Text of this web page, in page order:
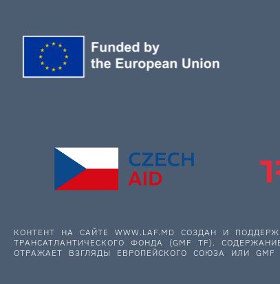
КОНТЕНТ НА САЙТЕ WWW.LAF.MD СОЗДАН И
ТРАНСАТЛАНТИЧЕСКОГО ФОНДА (GMF TF).
ОТРАЖАЕТ ВЗГЛЯДЫ ЕВРОПЕЙСКОГО СОЮЗА ИЛИ GMF